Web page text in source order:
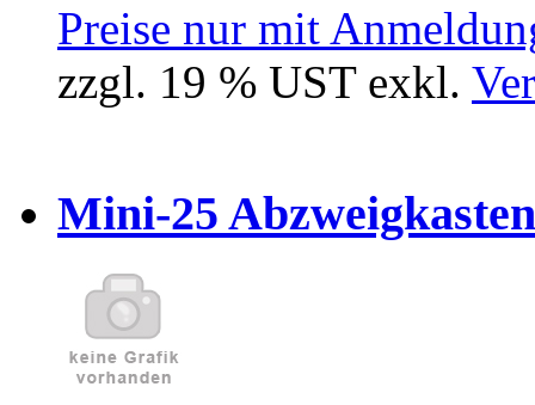
Preise nur mit
zzgl. 19 % UST exkl.
Mini-25